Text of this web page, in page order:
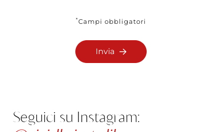
*Campi obbligatori
Invia
Seguici su Instagram: